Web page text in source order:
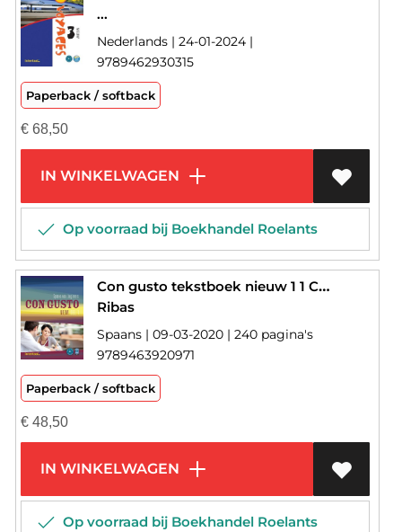
...
Nederlands | 24-01-2024 |
9789462930315
Paperback / softback
€68,50
IN WINKELWAGEN
Op voorraad bij Boekhandel Roelants
Con gusto tekstboek nieuw 1 1 Con gusto - nieuw 1 tekstboek
Ribas
Spaans | 09-03-2020 | 240 pagina's
9789463920971
Paperback / softback
€48,50
IN WINKELWAGEN
Op voorraad bij Boekhandel Roelants